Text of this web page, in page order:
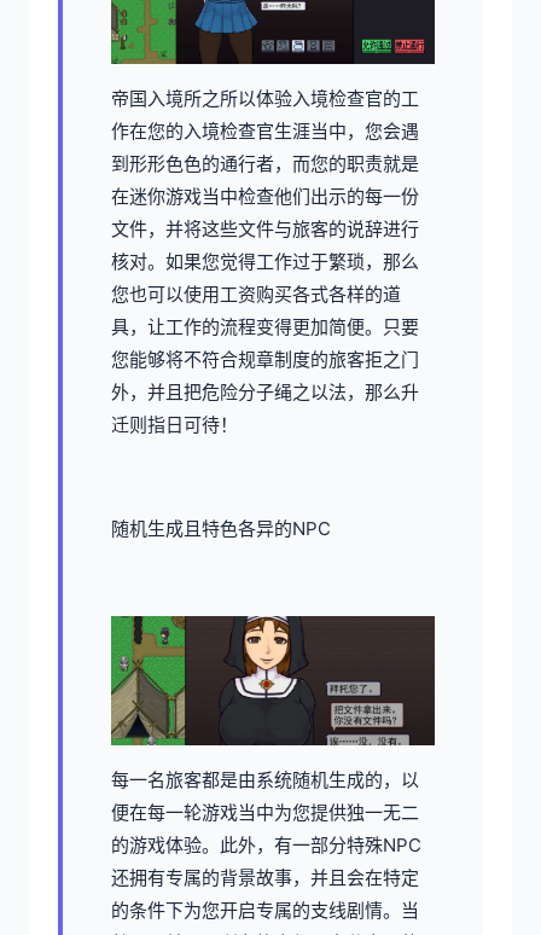
帝国入境所之所以体验入境检查官的工
作在您的入境检查官生涯当中，您会遇
到形形色色的通行者，而您的职责就是
在迷你游戏当中检查他们出示的每一份
文件，并将这些文件与旅客的说辞进行
核对。如果您觉得工作过于繁琐，那么
您也可以使用工资购买各式各样的道
具，让工作的流程变得更加简便。只要
您能够将不符合规章制度的旅客拒之门
外，并且把危险分子绳之以法，那么升
迁则指日可待！
随机生成且特色各异的NPC
每一名旅客都是由系统随机生成的，以
便在每一轮游戏当中为您提供独一无二
的游戏体验。此外，有一部分特殊NPC
还拥有专属的背景故事，并且会在特定
的条件下为您开启专属的支线剧情。当